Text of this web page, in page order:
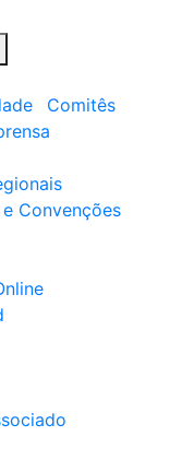
Comitês
Convenções